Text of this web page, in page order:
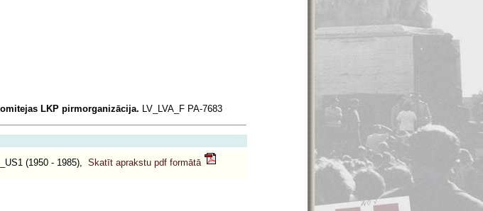
LKP pirmorganizācija. LV_LVA_F PA-7683
(1950 - 1985), Skatīt aprakstu pdf formātā